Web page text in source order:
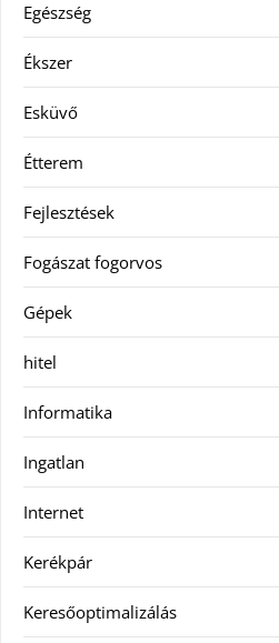
Egészség
Ékszer
Esküvő
Étterem
Fejlesztések
Fogászat fogorvos
Gépek
hitel
Informatika
Ingatlan
Internet
Kerékpár
Keresőoptimalizálás